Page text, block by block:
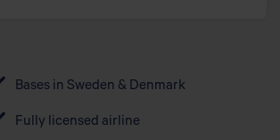
Bases in Sweden & Denmark
Fully licensed airline